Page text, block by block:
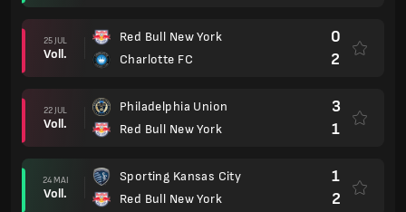
25 JUL
Voll.
Red Bull New York
Charlotte FC
0
2
22 JUL
Voll.
Philadelphia Union
Red Bull New York
3
1
24 MAI
Voll.
Sporting Kansas City
Red Bull New York
1
2